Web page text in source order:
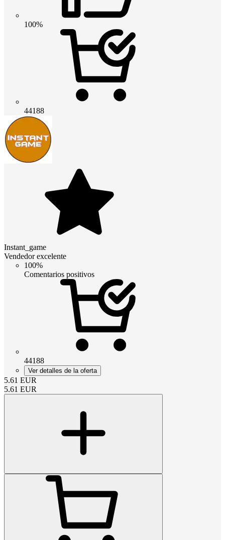
100%
44188
Instant_game
Vendedor excelente
100%
Comentarios positivos
44188
Ver detalles de la oferta
5.61 EUR
5.61 EUR